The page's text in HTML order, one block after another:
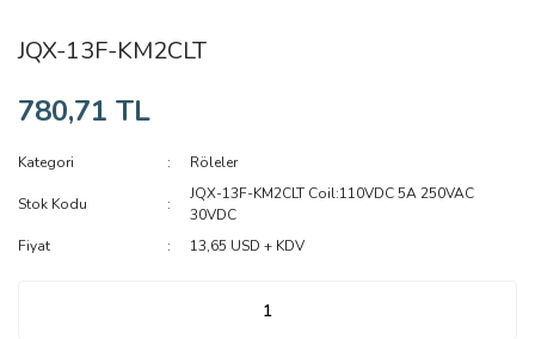
JQX-13F-KM2CLT
780,71 TL
Kategori Röleler
Stok Kodu
JQX-13F-KM2CLT Coil:110VDC 5A 250VAC
30VDC
Fiyat
13,65 USD + KDV